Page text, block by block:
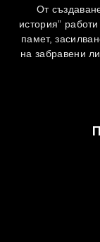
От
история”
памет,
на забравени